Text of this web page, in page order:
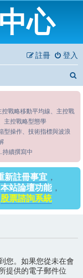
心
登入
註冊
控戰略移動平均線、主控戰
主控戰略型態學
型操作、技術指標與波浪
持續撰寫中
新註冊事宜 ，
本站論壇功能，
股票諮詢系統
您。如果您從未在會
提供的電子郵件位